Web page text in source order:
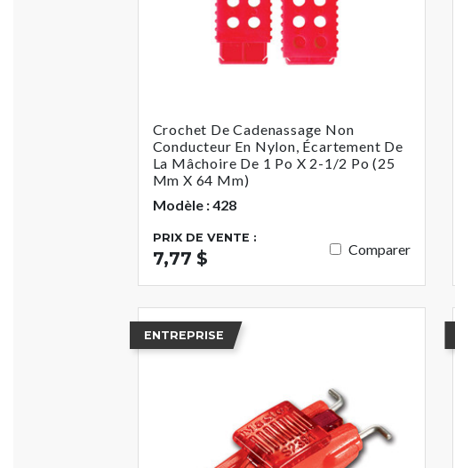
Crochet De Cadenassage Non
Conducteur En Nylon, Écartement De
La Mâchoire De 1 Po X 2-1/2 Po (25
Mm X 64 Mm)
Modèle : 428
PRIX DE VENTE :
7,77 $ Comparer
ENTREPRISE